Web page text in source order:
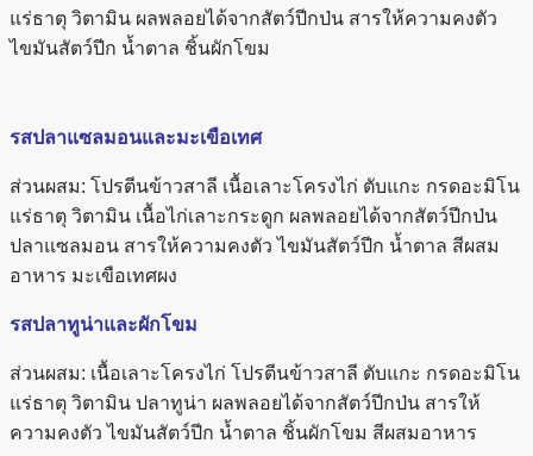
แร่ธาตุ วิตามิน ผลพลอยได้จากสัตว์ปีกป่น สารให้ความคงตัว
ไขมันสัตว์ปีก น้ำตาล ชิ้นผักโขม
รสปลาแซลมอนและมะเขือเทศ
ส่วนผสม: โปรตีนข้าวสาลี เนื้อเลาะโครงไก่ ตับแกะ กรดอะมิโน
แร่ธาตุ วิตามิน เนื้อไก่เลาะกระดูก ผลพลอยได้จากสัตว์ปีกป่น
ปลาแซลมอน สารให้ความคงตัว ไขมันสัตว์ปีก น้ำตาล สีผสม
อาหาร มะเขือเทศผง
รสปลาทูน่าและผักโขม
ส่วนผสม: เนื้อเลาะโครงไก่ โปรตีนข้าวสาลี ตับแกะ กรดอะมิโน
แร่ธาตุ วิตามิน ปลาทูน่า ผลพลอยได้จากสัตว์ปีกป่น สารให้
ความคงตัว ไขมันสัตว์ปีก น้ำตาล ชิ้นผักโขม สีผสมอาหาร